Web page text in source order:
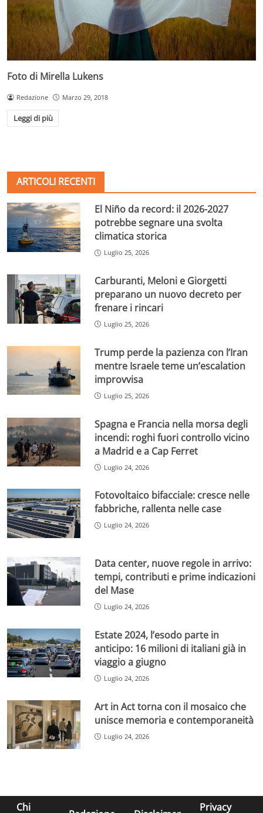
Foto di Mirella Lukens
Redazione Marzo 29, 2018
Leggi di più
ARTICOLI RECENTI
El Niño da record: il 2026-2027
potrebbe segnare una svolta
climatica storica
Luglio 25, 2026
Carburanti, Meloni e Giorgetti
preparano un nuovo decreto per
frenare i rincari
Luglio 25, 2026
Trump perde la pazienza con l’Iran
mentre Israele teme un’escalation
improvvisa
Luglio 25, 2026
Spagna e Francia nella morsa degli
incendi: roghi fuori controllo vicino
a Madrid e a Cap Ferret
Luglio 24, 2026
Fotovoltaico bifacciale: cresce nelle
fabbriche, rallenta nelle case
Luglio 24, 2026
Data center, nuove regole in arrivo:
tempi, contributi e prime indicazioni
del Mase
Luglio 24, 2026
Estate 2024, l’esodo parte in
anticipo: 16 milioni di italiani già in
viaggio a giugno
Luglio 24, 2026
Art in Act torna con il mosaico che
unisce memoria e contemporaneità
Luglio 24, 2026
Chi Privacy